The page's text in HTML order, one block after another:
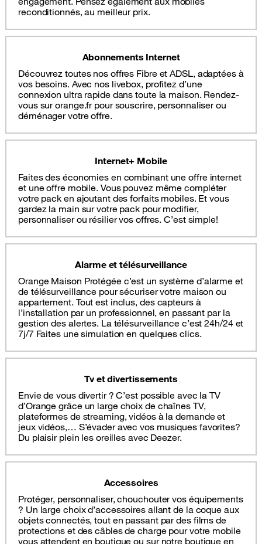
reconditionnés, au meilleur prix.
Abonnements Internet
Découvrez toutes nos offres Fibre et ADSL, adaptées à
vos besoins. Avec nos livebox, profitez d’une
connexion ultra rapide dans toute la maison. Rendez-
vous sur orange.fr pour souscrire, personnaliser ou
déménager votre offre.
Internet+ Mobile
Faites des économies en combinant une offre internet
et une offre mobile. Vous pouvez même compléter
votre pack en ajoutant des forfaits mobiles. Et vous
gardez la main sur votre pack pour modifier,
personnaliser ou résilier vos offres. C’est simple!
Alarme et télésurveillance
Orange Maison Protégée c’est un système d’alarme et
de télésurveillance pour sécuriser votre maison ou
appartement. Tout est inclus, des capteurs à
l’installation par un professionnel, en passant par la
gestion des alertes. La télésurveillance c’est 24h/24 et
7j/7 Faites une simulation en quelques clics.
Tv et divertissements
Envie de vous divertir ? C’est possible avec la TV
d’Orange grâce un large choix de chaînes TV,
plateformes de streaming, vidéos à la demande et
jeux vidéos,… S’évader avec vos musiques favorites?
Du plaisir plein les oreilles avec Deezer.
Accessoires
Protéger, personnaliser, chouchouter vos équipements
? Un large choix d’accessoires allant de la coque aux
objets connectés, tout en passant par des films de
protections et des câbles de charge pour votre mobile
vous attendent en boutique ou sur notre boutique en